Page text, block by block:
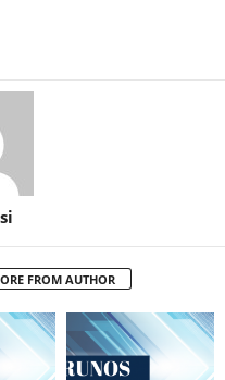
FROM AUTHOR